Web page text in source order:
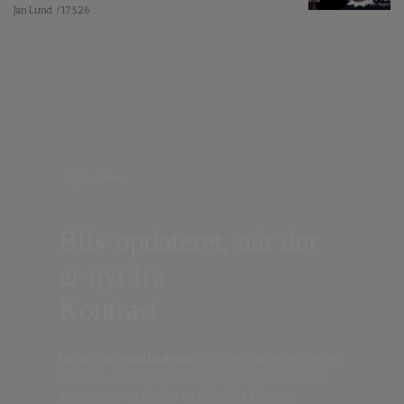
Jan Lund / 17.5.26